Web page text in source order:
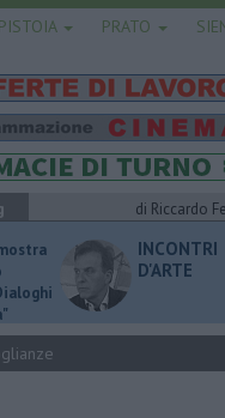
PISTOIA PRATO
di Riccardo
INCONTRI
D'ARTE